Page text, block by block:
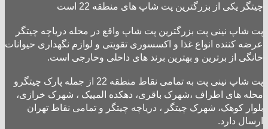
چیتگر یکی از بزرگترین پت شاپ های منطقه 22 است
پت شاپ نینی پت بزرگترین پت شاپ واقع در محله دریاچه چیتگر
عرضه کننده انواع غذا و اکسسوری تقویتی و لوازم نگهداری حیوانات
خانگی از برترین و بهترین برند های داخلی وخارجی است.
پت شاپ نینی پت به تمامی نقاط منطقه 22 از جمله پارک چیتگرو
محله های اطراف ،شهرک باقری، دهکده المپیک ، شهرک خرازی،
بلوار کوهک، شهرک چیتگر ، دریاچه چیتگر و تمامی نقاط تهران
ارسال دارد.